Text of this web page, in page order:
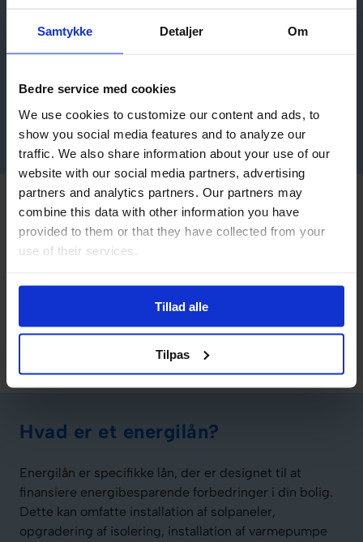
Samtykke Detaljer Om
Bedre service med cookies
We use cookies to customize our content and ads, to
show you social media features and to analyze our
traffic. We also share information about your use of our
website with our social media partners, advertising
partners and analytics partners. Our partners may
combine this data with other information you have
provided to them or that they have collected from your
use of their services.
Tillad alle
Tilpas
låneoplevelse så behagelig og tilfredsstillende som
økonomisk succes og realisere dine mål.
Bæredygtig bolig uden belastet
økonomi
energieffektivitet på, samtidig med at du skåner din
kan det kan bringe til din bolig?
Hvad er et energilån?
Energilån er specifikke lån, der er designet til at
finansiere energibesparende forbedringer i din bolig.
Dette kan omfatte installation af solpaneler,
opgradering af isolering, installation af varmepumpe